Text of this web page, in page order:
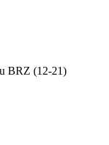
BRZ (12-21)